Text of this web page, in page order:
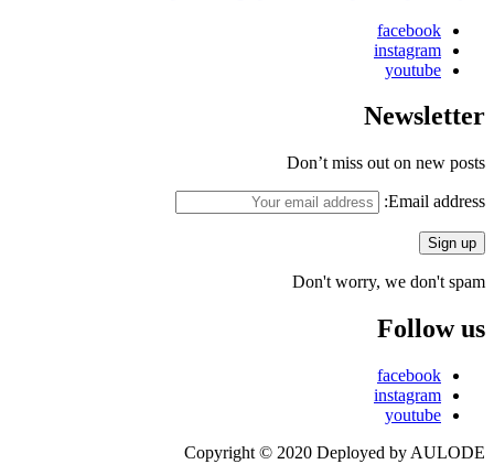
facebook
instagram
youtube
Newsletter
Don’t miss out on new posts
Email address:
Don't worry, we don't spam
Follow us
facebook
instagram
youtube
Copyright © 2020 Deployed by AULODE